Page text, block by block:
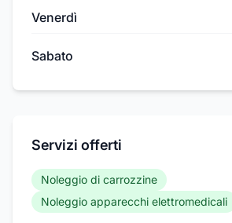
Venerdì
Sabato
Servizi offerti
Noleggio di carrozzine
Noleggio apparecchi elettromedicali